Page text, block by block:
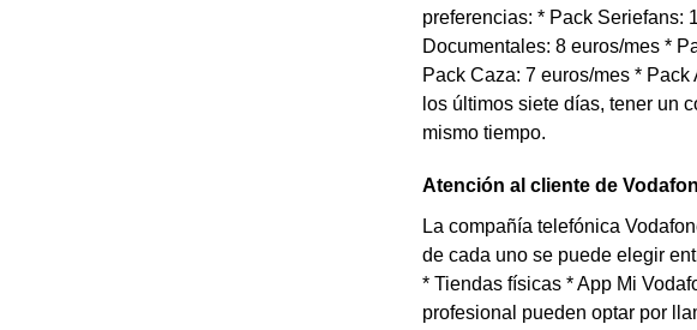
preferencias: * Pack Seriefans:
Documentales: 8 euros/mes *
Pack Caza: 7 euros/mes *
los últimos siete días, tener un
mismo tiempo.
Atención al cliente de
La compañía telefónica
de cada uno se puede elegir
* Tiendas físicas * App Mi
profesional pueden optar por